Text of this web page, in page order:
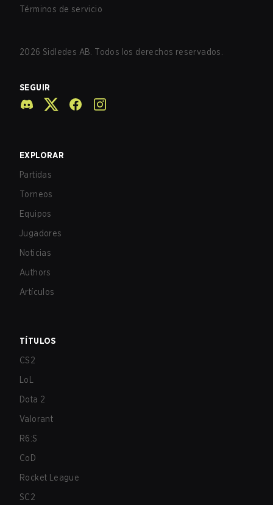
Términos de servicio
2026 Sidledes AB. Todos los derechos reservados.
SEGUIR
EXPLORAR
Partidas
Torneos
Equipos
Jugadores
Noticias
Authors
Artículos
TÍTULOS
CS2
LoL
Dota 2
Valorant
R6:S
CoD
Rocket League
SC2